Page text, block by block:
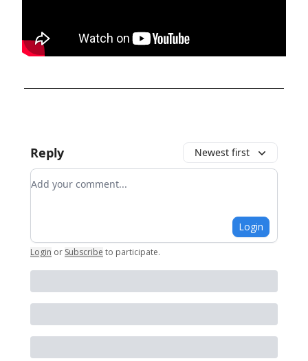
Reply Newest first
Add your comment
Login
Login or Subscribe to participate.